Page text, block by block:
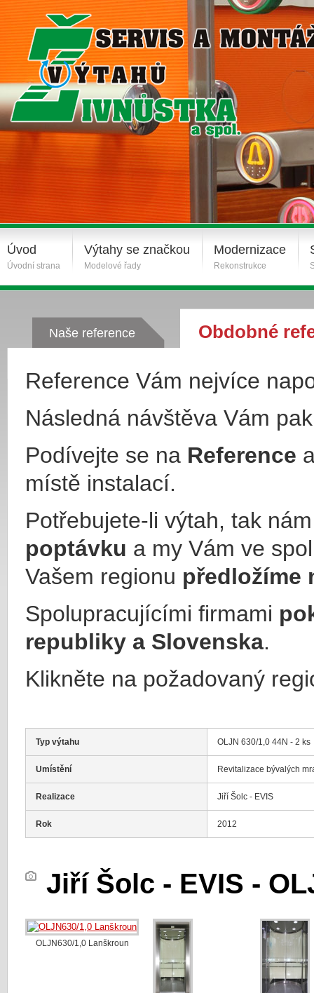
Úvod
Úvodní strana
Výtahy se značkou
Modelové řady
Modernizace
Rekonstrukce
Naše reference Obdobné
Reference Vám nejvíce
Následná návštěva Vám
Podívejte se na Reference
místě instalací.
Potřebujete-li výtah, tak
poptávku a my Vám ve
Vašem regionu předložíme
Spolupracujícími firmami
republiky a Slovenska.
Klikněte na požadovaný
Typ výtahu OLJN 630/1,0 44N - 2 ks
Umístění Revitalizace bývalých
Realizace Jiří Šolc - EVIS
Rok 2012
Jiří Šolc - EVIS -
OLJN630/1,0 Lanškroun